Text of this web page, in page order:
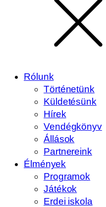
Rólunk
Történetünk
Küldetésünk
Hírek
Vendégkönyv
Állások
Partnereink
Élmények
Programok
Játékok
Erdei iskola